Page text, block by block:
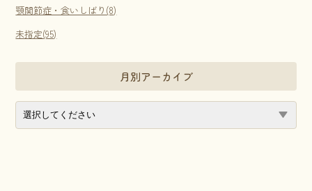
顎関節症・食いしばり(8)
未指定(95)
月別アーカイブ